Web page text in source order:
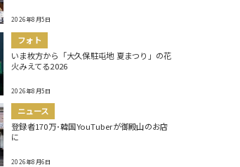
2026年8月5日
フォト
いま枚方から「大久保駐屯地 夏まつり」の花
火みえてる2026
2026年8月5日
ニュース
登録者170万･韓国YouTuberが御殿山のお店
に
2026年8月6日